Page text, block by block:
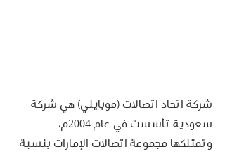
شركة اتحاد اتصالات (موبايلي) هي شركة
سعودية تأسست في عام 2004م،
وتمتلكها مجموعة اتصالات الإمارات بنسبة